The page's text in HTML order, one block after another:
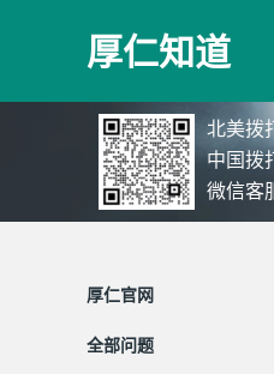
仁
知
道
厚仁知道
北美拨
中国拨
微信客
探
索
厚仁官网
全部问题